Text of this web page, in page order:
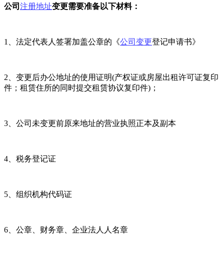
公司 注册地址变更需要准备以下材料：
1、法定代表人签署加盖公章的《公司变更登记申请书》
2、变更后办公地址的使用证明(产权证或房屋出租许可证复印
件；租赁住所的同时提交租赁协议复印件)；
3、公司未变更前原来地址的营业执照正本及副本
4、税务登记证
5、组织机构代码证
6、公章、财务章、企业法人人名章